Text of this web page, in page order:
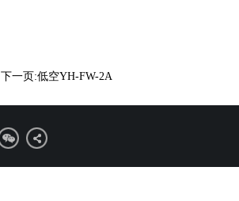
下一页:低空YH-FW-2A